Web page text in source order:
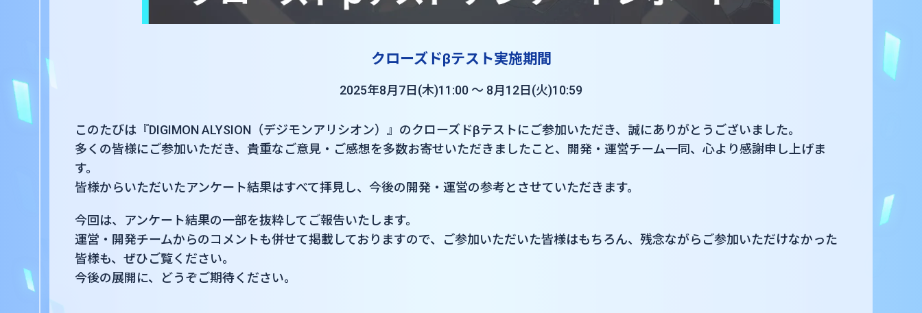
クローズドβテスト実施期間
2025年8月7日(木)11:00 ～ 8月12日(火)10:59
このたびは『DIGIMON ALYSION（デジモンアリシオン）』のクローズドβテストにご参加いただき、誠にありがとうございました。
多くの皆様にご参加いただき、貴重なご意見・ご感想を多数お寄せいただきましたこと、開発・運営チーム一同、心より感謝申し上げま
す。
皆様からいただいたアンケート結果はすべて拝見し、今後の開発・運営の参考とさせていただきます。
今回は、アンケート結果の一部を抜粋してご報告いたします。
運営・開発チームからのコメントも併せて掲載しておりますので、ご参加いただいた皆様はもちろん、残念ながらご参加いただけなかった
皆様も、ぜひご覧ください。
今後の展開に、どうぞご期待ください。